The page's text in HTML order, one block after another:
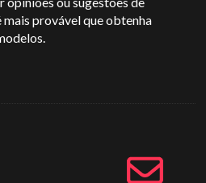
mais provável que obtenha